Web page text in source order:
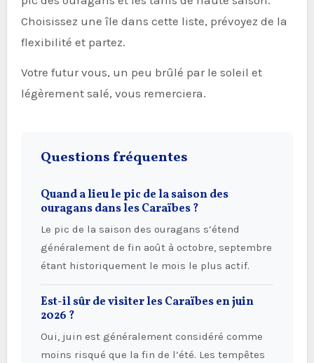
Choisissez une île dans cette liste, prévoyez de la
flexibilité et partez.
Votre futur vous, un peu brûlé par le soleil et
légèrement salé, vous remerciera.
Questions fréquentes
Quand a lieu le pic de la saison des
ouragans dans les Caraïbes ?
Le pic de la saison des ouragans s’étend
généralement de fin août à octobre, septembre
étant historiquement le mois le plus actif.
Est-il sûr de visiter les Caraïbes en juin
2026 ?
Oui, juin est généralement considéré comme
moins risqué que la fin de l’été. Les tempêtes